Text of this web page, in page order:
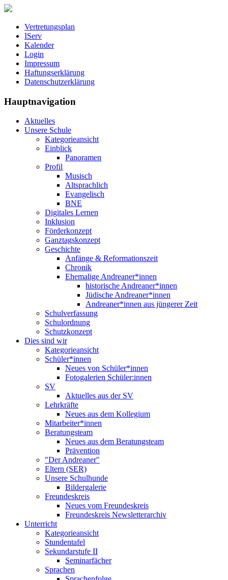
Vertretungsplan
IServ
Kalender
Login
Impressum
Haftungserklärung
Datenschutzerklärung
Hauptnavigation
Aktuelles
Unsere Schule
Kategorieansicht
Einblick
Panoramen
Profil
Musisch
Altsprachlich
Evangelisch
BNE
Digitales Lernen
Inklusion
Förderkonzept
Ganztagskonzept
Geschichte
Anfänge & Reformationszeit
Chronik
Ehemalige Andreaner*innen
historische Andreaner*innen
Jüdische Andreaner*innen
Andreaner*innen aus jüngerer Zeit
Schulverfassung
Schulordnung
Schutzkonzept
Dies sind wir
Kategorieansicht
Schüler*innen
Neues von Schüler*innen
Fotogalerien Schüler:innen
SV
Aktuelles aus der SV
Lehrkräfte
Neues aus dem Kollegium
Mitarbeiter*innen
Beratungsteam
Neues aus dem Beratungsteam
Prävention
"Der Andreaner"
Eltern (SER)
Unsere Schulhunde
Bildergalerie
Freundeskreis
Neues vom Freundeskreis
Freundeskreis Newsletterarchiv
Unterricht
Kategorieansicht
Stundentafel
Sekundarstufe II
Seminarfächer
Sprachen